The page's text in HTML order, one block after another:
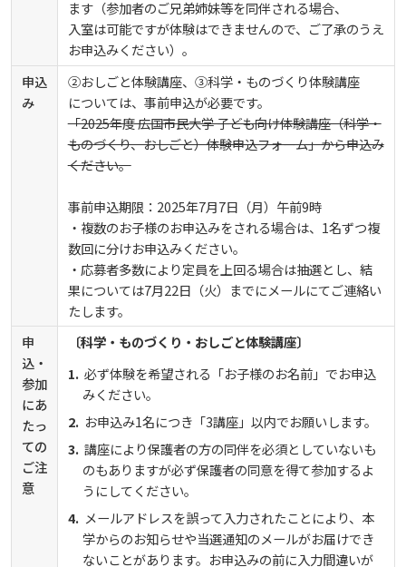
ます（参加者のご兄弟姉妹等を同伴される場合、
入室は可能ですが体験はできませんので、ご了承のうえ
お申込みください）。
申込
み
②おしごと体験講座、③科学・ものづくり体験講座
については、事前申込が必要です。
「2025年度 広国市民大学 子ども向け体験講座（科学・
ものづくり、おしごと）体験申込フォーム」から申込み
ください。
事前申込期限：2025年7月7日（月）午前9時
・複数のお子様のお申込みをされる場合は、1名ずつ複
数回に分けお申込みください。
・応募者多数により定員を上回る場合は抽選とし、結
果については7月22日（火）までにメールにてご連絡い
たします。
申
込・
参加
にあ
たっ
ての
ご注
意
〔科学・ものづくり・おしごと体験講座〕
必ず体験を希望される「お子様のお名前」でお申込
みください。
お申込み1名につき「3講座」以内でお願いします。
講座により保護者の方の同伴を必須としていないも
のもありますが必ず保護者の同意を得て参加するよ
うにしてください。
メールアドレスを誤って入力されたことにより、本
学からのお知らせや当選通知のメールがお届けでき
ないことがあります。お申込みの前に入力間違いが